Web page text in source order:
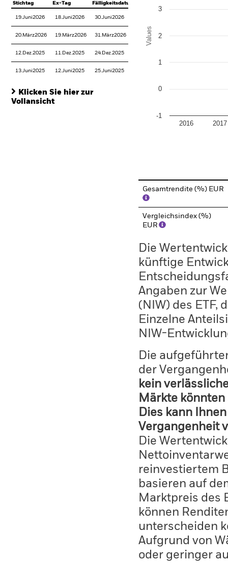
Stichtag Ex-Tag Fälligkeitsdatum
19.Juni2026 18.Juni2026 30.Juni2026
20.März2026 19.März2026 31.März2026
12.Dez.2025 11.Dez.2025 24.Dez.2025
13.Juni2025 12.Juni2025 25.Juni2025
Klicken Sie hier zur
Vollansicht
Values
2016 2017
-1
0
1
2
3
Gesamtrendite (%) EUR
Vergleichsindex (%)
EUR
Die
künftige
Angaben zur
(NIW) des ETF,
Einzelne
NIW-
Die
der
kein
Märkte
Dies kann
Vergangenheit
Die
reinvestiertem
basieren auf
Marktpreis des
können
unterscheiden
Aufgrund von
oder geringer